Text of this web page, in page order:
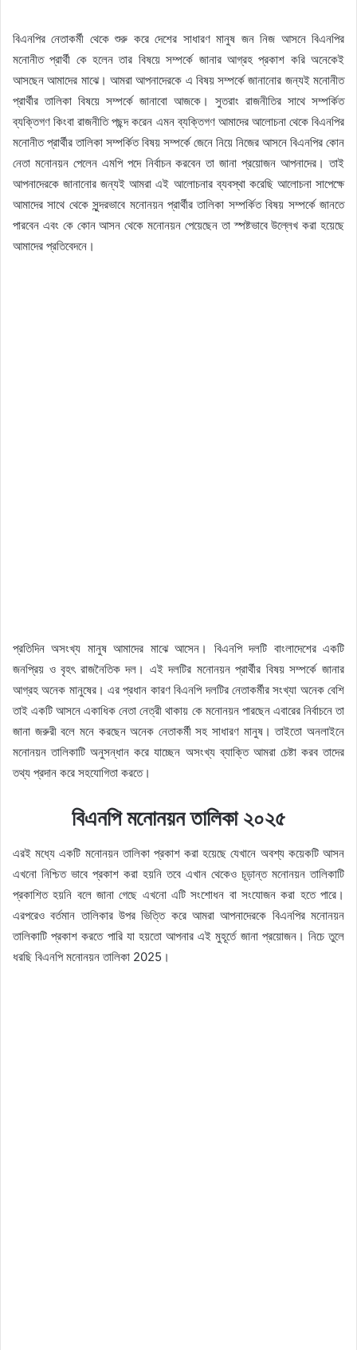
বিএনপির নেতাকর্মী থেকে শুরু করে দেশের সাধারণ মানুষ জন নিজ আসনে বিএনপির
মনোনীত প্রার্থী কে হলেন তার বিষয়ে সম্পর্কে জানার আগ্রহ প্রকাশ করি অনেকেই
আসছেন আমাদের মাঝে। আমরা আপনাদেরকে এ বিষয় সম্পর্কে জানানোর জন্যই মনোনীত
প্রার্থীর তালিকা বিষয়ে সম্পর্কে জানাবো আজকে। সুতরাং রাজনীতির সাথে সম্পর্কিত
ব্যক্তিগণ কিংবা রাজনীতি পছন্দ করেন এমন ব্যক্তিগণ আমাদের আলোচনা থেকে বিএনপির
মনোনীত প্রার্থীর তালিকা সম্পর্কিত বিষয় সম্পর্কে জেনে নিয়ে নিজের আসনে বিএনপির কোন
নেতা মনোনয়ন পেলেন এমপি পদে নির্বাচন করবেন তা জানা প্রয়োজন আপনাদের। তাই
আপনাদেরকে জানানোর জন্যই আমরা এই আলোচনার ব্যবস্থা করেছি আলোচনা সাপেক্ষে
আমাদের সাথে থেকে সুন্দরভাবে মনোনয়ন প্রার্থীর তালিকা সম্পর্কিত বিষয় সম্পর্কে জানতে
পারবেন এবং কে কোন আসন থেকে মনোনয়ন পেয়েছেন তা স্পষ্টভাবে উল্লেখ করা হয়েছে
আমাদের প্রতিবেদনে।
প্রতিদিন অসংখ্য মানুষ আমাদের মাঝে আসেন। বিএনপি দলটি বাংলাদেশের একটি
জনপ্রিয় ও বৃহৎ রাজনৈতিক দল। এই দলটির মনোনয়ন প্রার্থীর বিষয় সম্পর্কে জানার
আগ্রহ অনেক মানুষের। এর প্রধান কারণ বিএনপি দলটির নেতাকর্মীর সংখ্যা অনেক বেশি
তাই একটি আসনে একাধিক নেতা নেত্রী থাকায় কে মনোনয়ন পারছেন এবারের নির্বাচনে তা
জানা জরুরী বলে মনে করছেন অনেক নেতাকর্মী সহ সাধারণ মানুষ। তাইতো অনলাইনে
মনোনয়ন তালিকাটি অনুসন্ধান করে যাচ্ছেন অসংখ্য ব্যাক্তি আমরা চেষ্টা করব তাদের
তথ্য প্রদান করে সহযোগিতা করতে।
বিএনপি মনোনয়ন তালিকা ২০২৫
এরই মধ্যে একটি মনোনয়ন তালিকা প্রকাশ করা হয়েছে যেখানে অবশ্য কয়েকটি আসন
এখনো নিশ্চিত ভাবে প্রকাশ করা হয়নি তবে এখান থেকেও চূড়ান্ত মনোনয়ন তালিকাটি
প্রকাশিত হয়নি বলে জানা গেছে এখনো এটি সংশোধন বা সংযোজন করা হতে পারে।
এরপরেও বর্তমান তালিকার উপর ভিত্তি করে আমরা আপনাদেরকে বিএনপির মনোনয়ন
তালিকাটি প্রকাশ করতে পারি যা হয়তো আপনার এই মুহূর্তে জানা প্রয়োজন। নিচে তুলে
ধরছি বিএনপি মনোনয়ন তালিকা 2025।